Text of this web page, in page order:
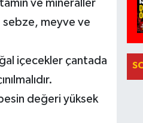
ve mineraller
sebze, meyve ve
içecekler çantada
değeri yüksek